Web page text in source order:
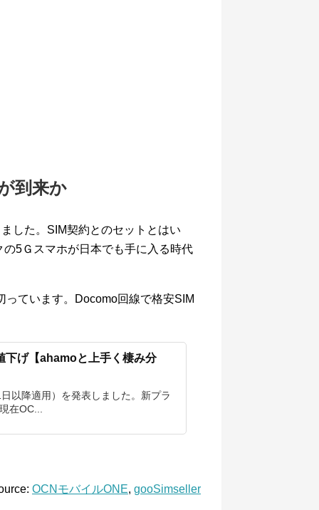
到来か
した。SIM契約とのセットとはい
5Ｇスマホが日本でも手に入る時代
ています。Docomo回線で格安SIM
下げ【ahamoと上手く棲み分
以降適用）を発表しました。新プラ
在OC...
OCNモバイルONE, gooSimseller